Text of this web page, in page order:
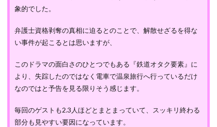
象的でした。
弁護士資格剥奪の真相に迫るとのことで、解散せざるを得な
い事件が起こるとは思いますが、
このドラマの面白さのひとつでもある『鉄道オタク要素』に
より、失踪したのではなく電車で温泉旅行へ行っているだけ
なのではと予告を見る限りそう感じます。
毎回のゲストも2.3人ほどとまとまっていて、スッキリ終わる
部分も見やすい要因になっています。